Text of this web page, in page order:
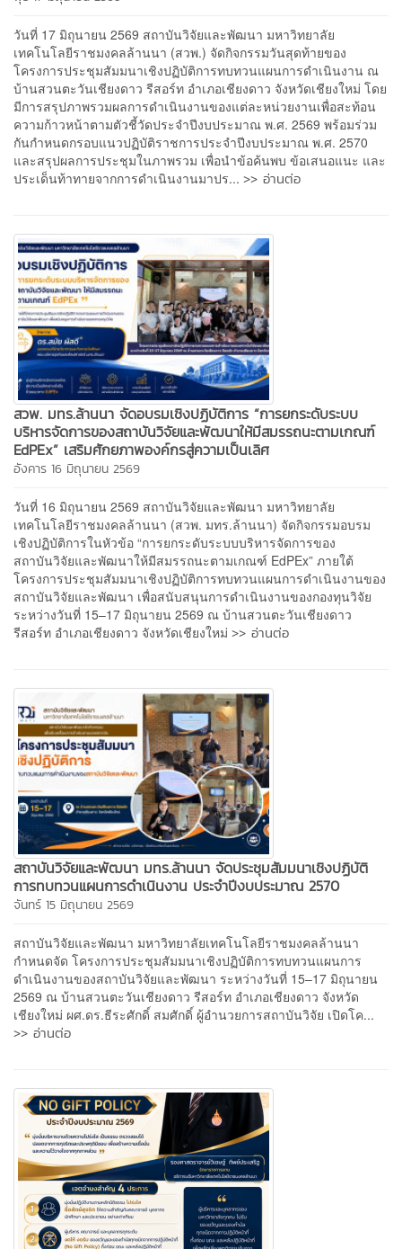
วันที่ 17 มิถุนายน 2569 สถาบันวิจัยและพัฒนา มหาวิทยาลัย
เทคโนโลยีราชมงคลล้านนา (สวพ.) จัดกิจกรรมวันสุดท้ายของ
โครงการประชุมสัมมนาเชิงปฏิบัติการทบทวนแผนการดำเนินงาน ณ
บ้านสวนตะวันเชียงดาว รีสอร์ท อำเภอเชียงดาว จังหวัดเชียงใหม่ โดย
มีการสรุปภาพรวมผลการดำเนินงานของแต่ละหน่วยงานเพื่อสะท้อน
ความก้าวหน้าตามตัวชี้วัดประจำปีงบประมาณ พ.ศ. 2569 พร้อมร่วม
กันกำหนดกรอบแนวปฏิบัติราชการประจำปีงบประมาณ พ.ศ. 2570
และสรุปผลการประชุมในภาพรวม เพื่อนำข้อค้นพบ ข้อเสนอแนะ และ
ประเด็นท้าทายจากการดำเนินงานมาปร... >> อ่านต่อ
สวพ. มทร.ล้านนา จัดอบรมเชิงปฏิบัติการ “การยกระดับระบบ
บริหารจัดการของสถาบันวิจัยและพัฒนาให้มีสมรรถนะตามเกณฑ์
EdPEx” เสริมศักยภาพองค์กรสู่ความเป็นเลิศ
อังคาร 16 มิถุนายน 2569
วันที่ 16 มิถุนายน 2569 สถาบันวิจัยและพัฒนา มหาวิทยาลัย
เทคโนโลยีราชมงคลล้านนา (สวพ. มทร.ล้านนา) จัดกิจกรรมอบรม
เชิงปฏิบัติการในหัวข้อ “การยกระดับระบบบริหารจัดการของ
สถาบันวิจัยและพัฒนาให้มีสมรรถนะตามเกณฑ์ EdPEx” ภายใต้
โครงการประชุมสัมมนาเชิงปฏิบัติการทบทวนแผนการดำเนินงานของ
สถาบันวิจัยและพัฒนา เพื่อสนับสนุนการดำเนินงานของกองทุนวิจัย
ระหว่างวันที่ 15–17 มิถุนายน 2569 ณ บ้านสวนตะวันเชียงดาว
รีสอร์ท อำเภอเชียงดาว จังหวัดเชียงใหม่ >> อ่านต่อ
สถาบันวิจัยและพัฒนา มทร.ล้านนา จัดประชุมสัมมนาเชิงปฏิบัติ
การทบทวนแผนการดำเนินงาน ประจำปีงบประมาณ 2570
จันทร์ 15 มิถุนายน 2569
สถาบันวิจัยและพัฒนา มหาวิทยาลัยเทคโนโลยีราชมงคลล้านนา
กำหนดจัด โครงการประชุมสัมมนาเชิงปฏิบัติการทบทวนแผนการ
ดำเนินงานของสถาบันวิจัยและพัฒนา ระหว่างวันที่ 15–17 มิถุนายน
2569 ณ บ้านสวนตะวันเชียงดาว รีสอร์ท อำเภอเชียงดาว จังหวัด
เชียงใหม่ ผศ.ดร.ธีระศักดิ์ สมศักดิ์ ผู้อำนวยการสถาบันวิจัย เปิดโค...
>> อ่านต่อ